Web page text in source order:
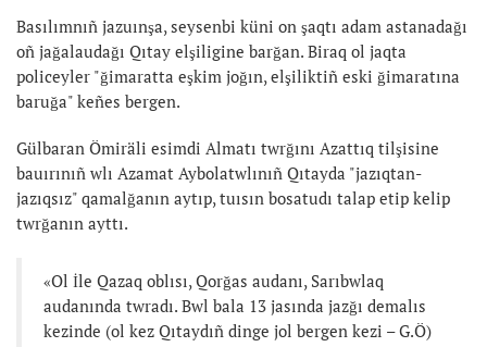
Basılımnıñ jazuınşa, seysenbi küni on şaqtı adam astanadağı
oñ jağalaudağı Qıtay elşiligine barğan. Biraq ol jaqta
policeyler "ğimaratta eşkim joğın, elşiliktiñ eski ğimaratına
baruğa" keñes bergen.
Gülbaran Ömiräli esimdi Almatı twrğını Azattıq tilşisine
bauırınıñ wlı Azamat Aybolatwlınıñ Qıtayda "jazıqtan-
jazıqsız" qamalğanın aytıp, tuısın bosatudı talap etip kelip
twrğanın ayttı.
«Ol İle Qazaq oblısı, Qorğas audanı, Sarıbwlaq
audanında twradı. Bwl bala 13 jasında jazğı demalıs
kezinde (ol kez Qıtaydıñ dinge jol bergen kezi – G.Ö)